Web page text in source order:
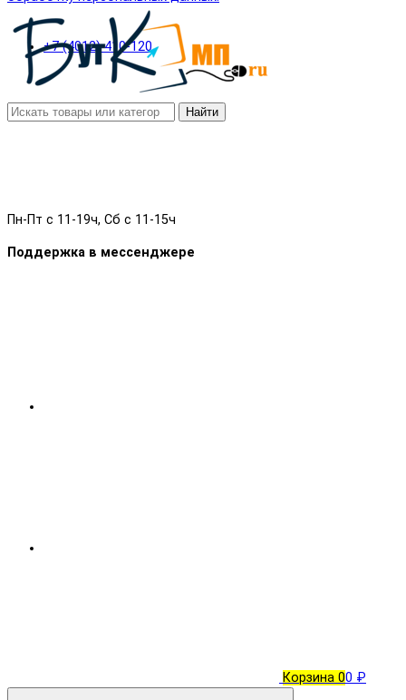
+7 (4012) 410-120
Пн-Пт с 11-19ч, Сб с 11-15ч
Поддержка в мессенджере
Найти
Корзина 00 ₽